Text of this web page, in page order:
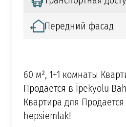
Передний фасад
60 м², 1+1 комнаты
Продается в İpekyolu
Квартира для
hepsiemlak!